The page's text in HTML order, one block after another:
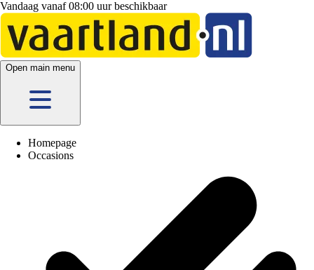
Vandaag vanaf 08:00 uur beschikbaar
Open main menu
Homepage
Occasions